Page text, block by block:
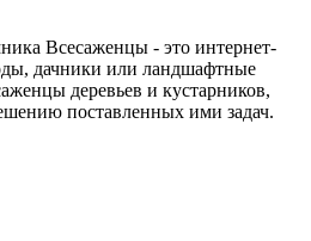
Всесаженцы - это интернет-
дачники или ландшафтные
деревьев и кустарников,
поставленных ими задач.